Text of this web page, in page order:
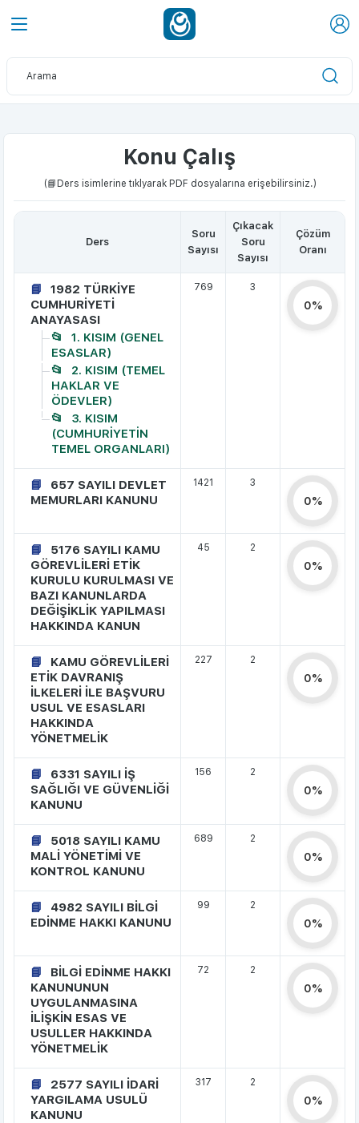
Konu Çalış
(📘Ders isimlerine tıklyarak PDF dosyalarına erişebilirsiniz.)
Ders
Soru
Sayısı
Çıkacak
Soru
Sayısı
Çözüm
Oranı
1982 TÜRKİYE
CUMHURİYETİ
ANAYASASI
1. KISIM (GENEL
ESASLAR)
2. KISIM (TEMEL
HAKLAR VE
ÖDEVLER)
3. KISIM
(CUMHURİYETİN
TEMEL ORGANLARI)
769 3
0%
657 SAYILI DEVLET
MEMURLARI KANUNU
1421 3
0%
5176 SAYILI KAMU
GÖREVLİLERİ ETİK
KURULU KURULMASI VE
BAZI KANUNLARDA
DEĞİŞİKLİK YAPILMASI
HAKKINDA KANUN
45 2
0%
KAMU GÖREVLİLERİ
ETİK DAVRANIŞ
İLKELERİ İLE BAŞVURU
USUL VE ESASLARI
HAKKINDA
YÖNETMELİK
227 2
0%
6331 SAYILI İŞ
SAĞLIĞI VE GÜVENLİĞİ
KANUNU
156 2
0%
5018 SAYILI KAMU
MALİ YÖNETİMİ VE
KONTROL KANUNU
689 2
0%
4982 SAYILI BİLGİ
EDİNME HAKKI KANUNU
99 2
0%
BİLGİ EDİNME HAKKI
KANUNUNUN
UYGULANMASINA
İLİŞKİN ESAS VE
USULLER HAKKINDA
YÖNETMELİK
72 2
0%
2577 SAYILI İDARİ
YARGILAMA USULÜ
KANUNU
317 2
0%